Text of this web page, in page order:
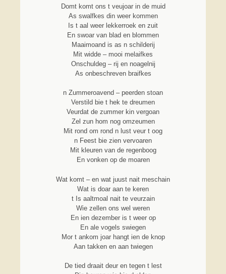
Domt komt ons t veujoar in de muid
As swalfkes din weer kommen
Is t aal weer lekkerroek en zuit
En swoar van blad en blommen
Maaimoand is as n schilderij
Mit widde – mooi melaifkes
Onschuldeg – rij en noagelnij
As onbeschreven braifkes
n Zummeroavend – peerden stoan
Verstild bie t hek te dreumen
Veurdat de zummer kin vergoan
Zel zun hom nog omzeumen
Mit rond om rond n lust veur t oog
n Feest bie zien vervoaren
Mit kleuren van de regenboog
En vonken op de moaren
Wat komt – en wat juust nait meschain
Wat is doar aan te keren
t Is aaltmoal nait te veurzain
Wie zellen ons wel weren
En ien dezember is t weer op
En ale vogels swiegen
Mor t ankom joar hangt ien de knop
Aan takken en aan twiegen
De tied draait deur en tegen t lest